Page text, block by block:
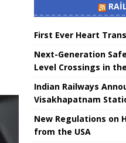
First Ever Heart
Next-Generation
Level Crossings in
Indian Railways
Visakhapatnam
New Regulations on
from the USA